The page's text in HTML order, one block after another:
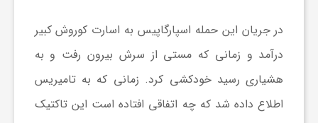
در جریان این حمله اسپارگاپیس به اسارت کوروش کبیر
درآمد و زمانی که مستی از سرش بیرون رفت و به
هشیاری رسید خودکشی کرد. زمانی که به تامیریس
اطلاع داده شد که چه اتفاقی افتاده است این تاکتیک